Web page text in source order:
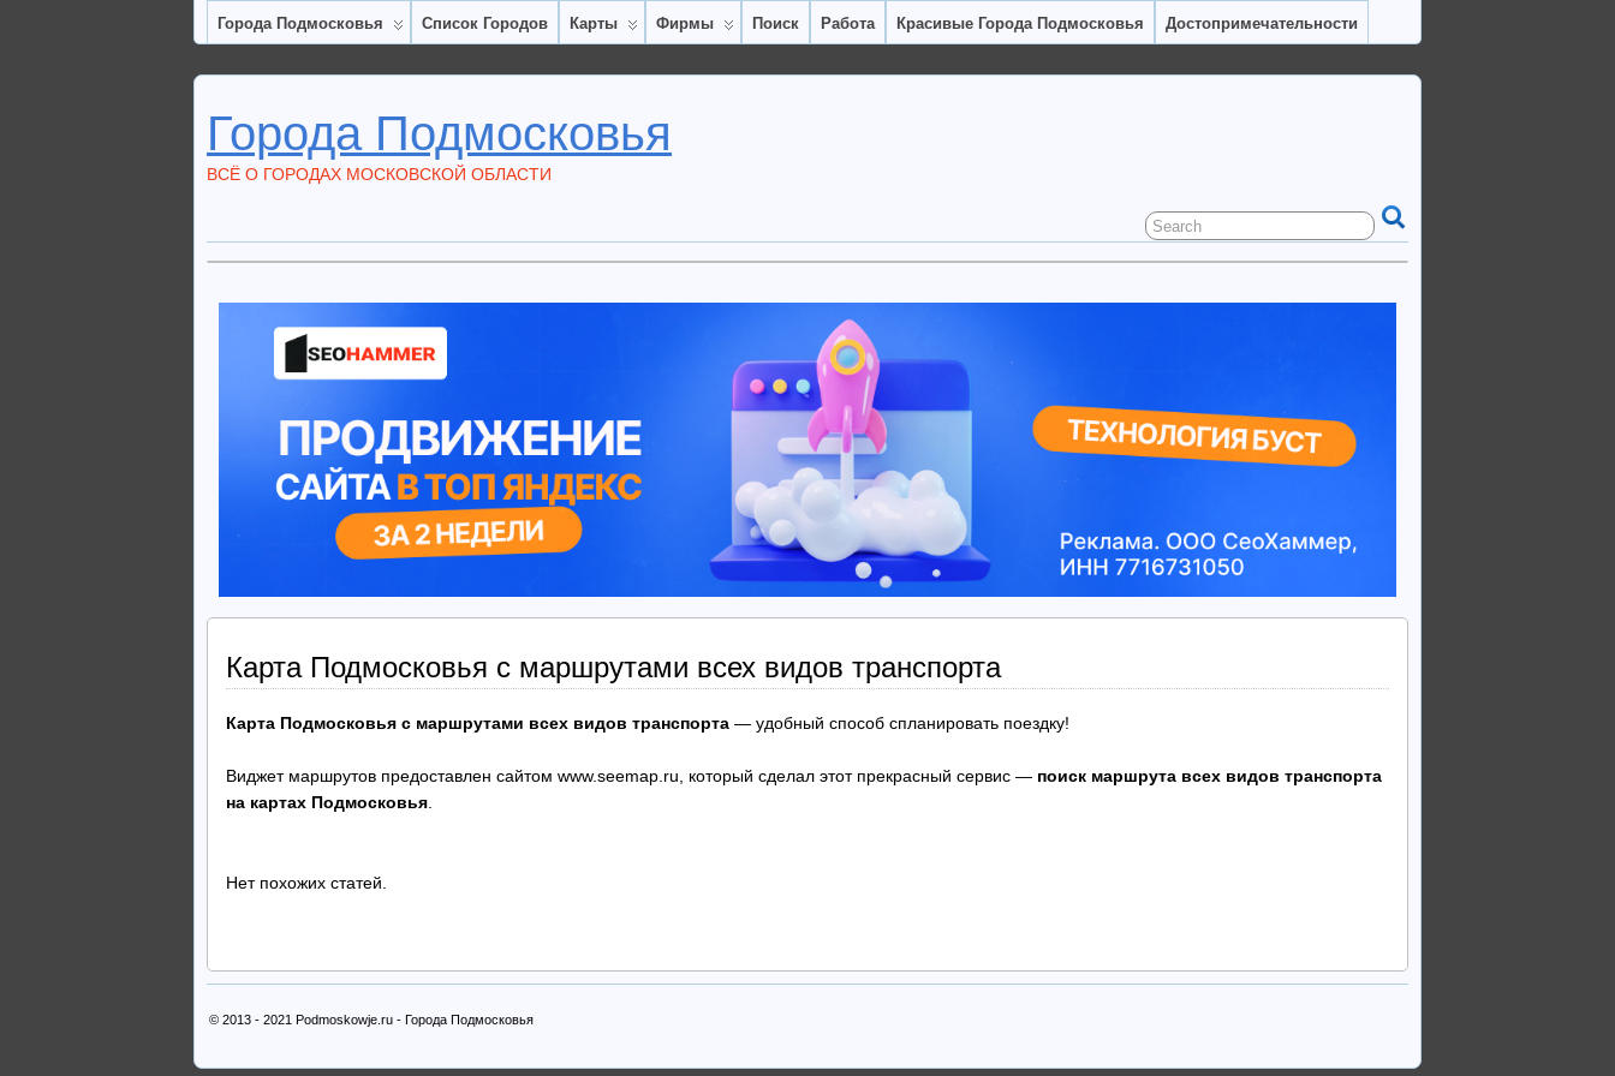
Города Подмосковья Список Городов Карты Фирмы Поиск Работа Красивые Города Подмосковья Достопримечательности
Города Подмосковья
ВСЁ О ГОРОДАХ МОСКОВСКОЙ ОБЛАСТИ
Карта Подмосковья с маршрутами всех видов транспорта
Карта Подмосковья с маршрутами всех видов транспорта — удобный способ спланировать поездку!
Виджет маршрутов предоставлен сайтом www.seemap.ru, который сделал этот прекрасный сервис — поиск маршрута всех видов транспорта
на картах Подмосковья
Нет похожих статей.
© 2013 - 2021 Podmoskowje.ru - Города Подмосковья